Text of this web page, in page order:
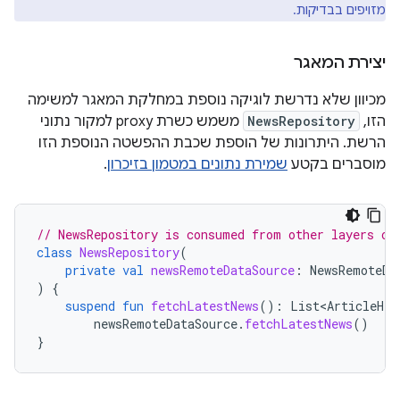
מזויפים בבדיקות.
יצירת המאגר
מכיוון שלא נדרשת לוגיקה נוספת במחלקת המאגר למשימה
הזו, NewsRepository
משמש כשרת proxy למקור נתוני
הרשת. היתרונות של הוספת שכבת ההפשטה הנוספת הזו
מוסברים בקטע שמירת נתונים במטמון בזיכרון.
// NewsRepository is consumed from other layers
class NewsRepository(
private val newsRemoteDataSource :
)
{
suspend fun fetchLatestNews():
newsRemoteDataSource. fetchLatestNews()
}